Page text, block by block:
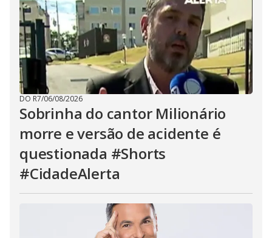
DO R7/06/08/2026
Sobrinha do cantor Milionário
morre e versão de acidente é
questionada #Shorts
#CidadeAlerta